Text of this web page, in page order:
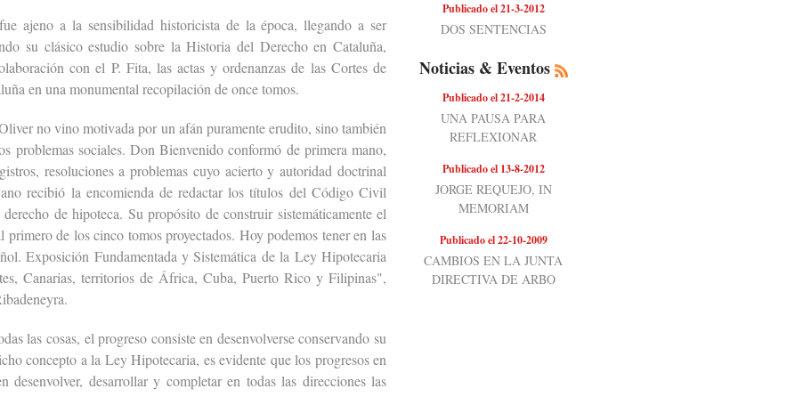
a la sensibilidad historicista de la época, llegando a ser
su clásico estudio sobre la Historia del Derecho en Cataluña,
con el P. Fita, las actas y ordenanzas de las Cortes de
en una monumental recopilación de once tomos.
no vino motivada por un afán puramente erudito, sino también
problemas sociales. Don Bienvenido conformó de primera mano,
resoluciones a problemas cuyo acierto y autoridad doctrinal
recibió la encomienda de redactar los títulos del Código Civil
de hipoteca. Su propósito de construir sistemáticamente el
de los cinco tomos proyectados. Hoy podemos tener en las
Exposición Fundamentada y Sistemática de la Ley Hipotecaria
Canarias, territorios de África, Cuba, Puerto Rico y Filipinas",
cosas, el progreso consiste en desenvolverse conservando su
concepto a la Ley Hipotecaria, es evidente que los progresos en
desenvolver, desarrollar y completar en todas las direcciones las
Publicado el 21-3-2012
DOS SENTENCIAS
Noticias & Eventos
Publicado el 21-2-2014
UNA PAUSA PARA
REFLEXIONAR
Publicado el 13-8-2012
JORGE REQUEJO, IN
MEMORIAM
Publicado el 22-10-2009
CAMBIOS EN LA JUNTA
DIRECTIVA DE ARBO